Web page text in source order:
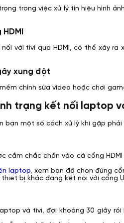
trong việc xử lý tín hiệu hình
với tivi qua HDMI, có thể xảy
xung đột
chỉnh sửa video hoặc chơi
trạng kết nối laptop
bạn một số cách xử lý khi gặp
cắm chắc chắn vào cả cổng
laptop, xem bạn đã chọn đúng
thiết bị khác đang kết nối với cổng
và tivi, đợi khoảng 30 giây